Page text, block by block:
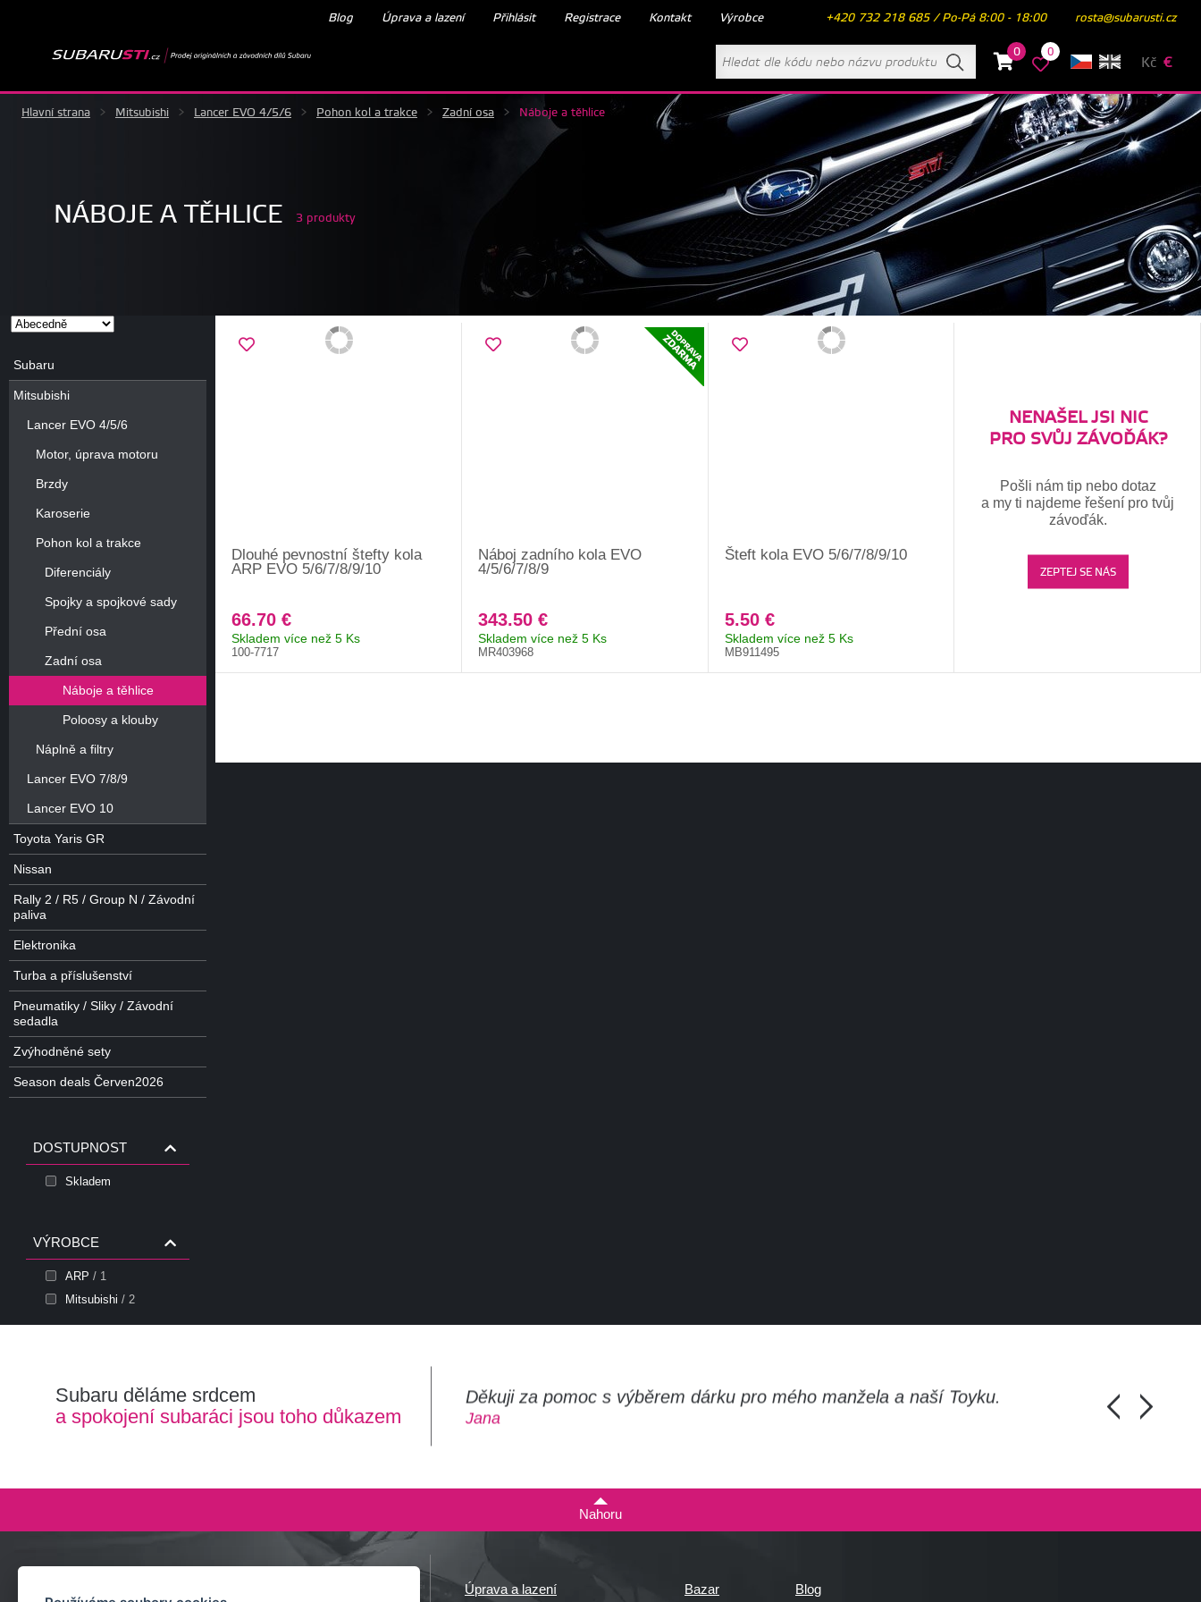
Blog Úprava a lazení Přihlásit Registrace Kontakt Výrobce +420 732 218 685 / Po-Pá 8:00 - 18:00 rosta@subarusti.cz
0 0
Kč €
Hlavní strana > Mitsubishi > Lancer EVO 4/5/6 > Pohon kol a trakce > Zadní osa > Náboje a těhlice
NÁBOJE A TĚHLICE 3 produkty
Subaru
Mitsubishi
Lancer EVO 4/5/6
Motor, úprava motoru
Brzdy
Karoserie
Pohon kol a trakce
Diferenciály
Spojky a spojkové sady
Přední osa
Zadní osa
Náboje a těhlice
Poloosy a klouby
Náplně a filtry
Lancer EVO 7/8/9
Lancer EVO 10
Toyota Yaris GR
Nissan
Rally 2 / R5 / Group N / Závodní
paliva
Elektronika
Turba a příslušenství
Pneumatiky / Sliky / Závodní
sedadla
Zvýhodněné sety
Season deals Červen2026
DOSTUPNOST
Skladem
VÝROBCE
ARP / 1
Mitsubishi / 2
Dlouhé pevnostní štefty kola
ARP EVO 5/6/7/8/9/10
66.70 €
Skladem více než 5 Ks
100-7717
Náboj zadního kola EVO
4/5/6/7/8/9
343.50 €
Skladem více než 5 Ks
MR403968
Šteft kola EVO 5/6/7/8/9/10
5.50 €
Skladem více než 5 Ks
MB911495
NENAŠEL JSI NIC
PRO SVŮJ ZÁVOĎÁK?
Pošli nám tip nebo dotaz
a my ti najdeme řešení pro tvůj
závoďák.
ZEPTEJ SE NÁS
Subaru děláme srdcem
a spokojení subaráci jsou toho důkazem
Děkuji za pomoc s výběrem dárku pro mého manžela a naší Toyku.
Jana
Chlapi, moc
Honza Pánka,
Nahoru
Úprava a lazení Bazar Blog